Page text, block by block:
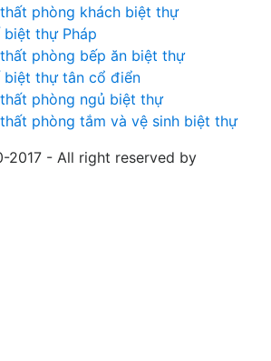
phòng khách biệt thự
thự Pháp
phòng bếp ăn biệt thự
biệt thự tân cổ điển
phòng ngủ biệt thự
phòng tắm và vệ sinh biệt thự
2017 - All right reserved by